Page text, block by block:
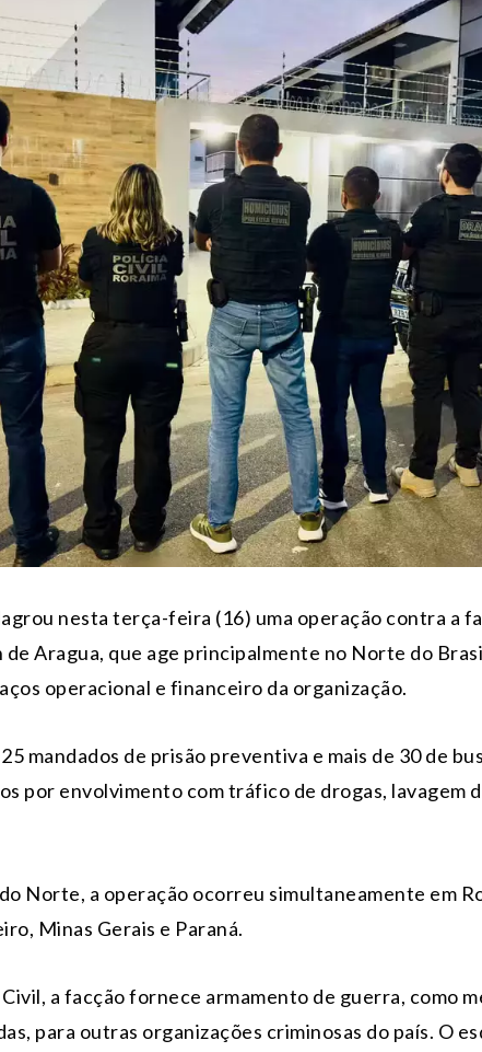
nesta terça-feira (16) uma operação contra a
Aragua, que age principalmente no Norte do
operacional e financeiro da organização.
mandados de prisão preventiva e mais de 30 de
por envolvimento com tráfico de drogas, lavagem
Norte, a operação ocorreu simultaneamente em
Minas Gerais e Paraná.
a facção fornece armamento de guerra, como
para outras organizações criminosas do país. O